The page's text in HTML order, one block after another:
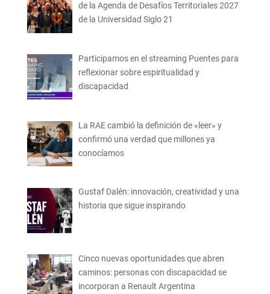
de la Agenda de Desafíos Territoriales 2027
de la Universidad Siglo 21
Participamos en el streaming Puentes para
reflexionar sobre espiritualidad y
discapacidad
La RAE cambió la definición de «leer» y
confirmó una verdad que millones ya
conocíamos
Gustaf Dalén: innovación, creatividad y una
historia que sigue inspirando
Cinco nuevas oportunidades que abren
caminos: personas con discapacidad se
incorporan a Renault Argentina